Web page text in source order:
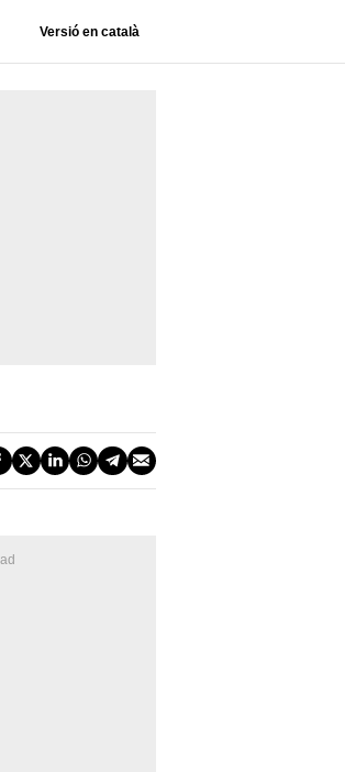
Versió en català